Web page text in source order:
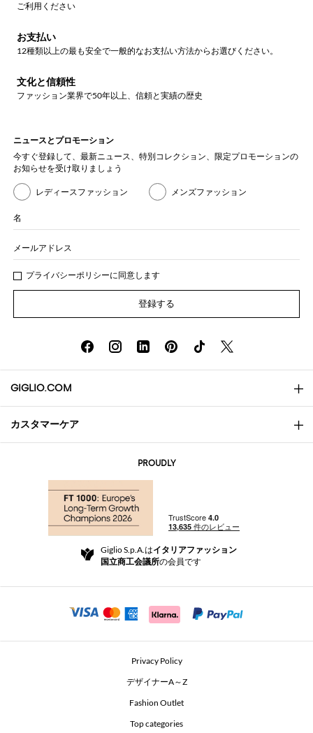
ご利用ください
お支払い
12種類以上の最も安全で一般的なお支払い方法からお選びください。
文化と信頼性
ファッション業界で50年以上、信頼と実績の歴史
ニュースとプロモーション
今すぐ登録して、最新ニュース、特別コレクション、限定プロモーションの
お知らせを受け取りましょう
レディースファッション メンズファッション
名
メールアドレス
プライバシーポリシーに同意します
登録する
GIGLIO.COM
会社概要
Community Store
Beauty Seekers VIP Club
カスタマーケア
返品と返金
For a safe shopping experience
Security Communication
PROUDLY
Giglio S.p.A.はイタリアファッション
国立商工会議所の会員です
Privacy Policy
デザイナーA～Z
Fashion Outlet
Top categories